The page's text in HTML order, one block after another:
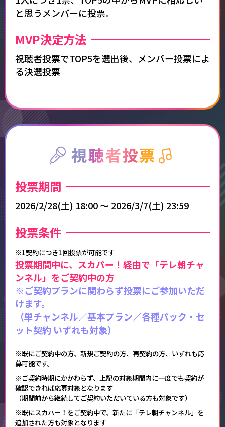
と思うメンバーに投票。
MVP決定方法​
視聴者投票でTOP5を選出後、メンバー投票によ
る決選投票
投票期間​
2026/2/28(土) 18:00 ～ 2026/3/7(土) 23:59​
投票条件​
※1契約につき1回投票が可能です
投票期間中に、スカパー！経由で「テレ朝チャ
ンネル」をご契約中の方​
※ご契約プランに関わらず投票にご参加いただ
けます。
（単チャンネル／基本プラン／各種パック・セ
ット契約 いずれも対象）​
※既にご契約中の方、新規ご契約の方、再契約の方、いずれも応
募可能です。
※ご契約時期にかかわらず、上記の対象期間内に一度でも契約が
確認できれば応募対象となります
（期間前から継続してご契約いただいている方も対象です）
※既にスカパー！をご契約中で、新たに「テレ朝チャンネル」を
追加された方も対象となります